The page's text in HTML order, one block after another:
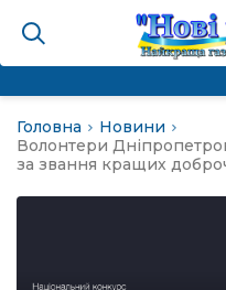
Головна
Новини
Волонтери
за звання кращих